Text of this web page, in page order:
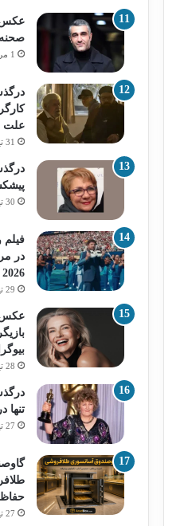
عکس
1 مرداد 1405
علت
31 تیر 1405
30 تیر 1405
فیلم
در
2026
29 تیر 1405
عکس
28 تیر 1405
تنها در
27 تیر 1405
27 تیر 1405